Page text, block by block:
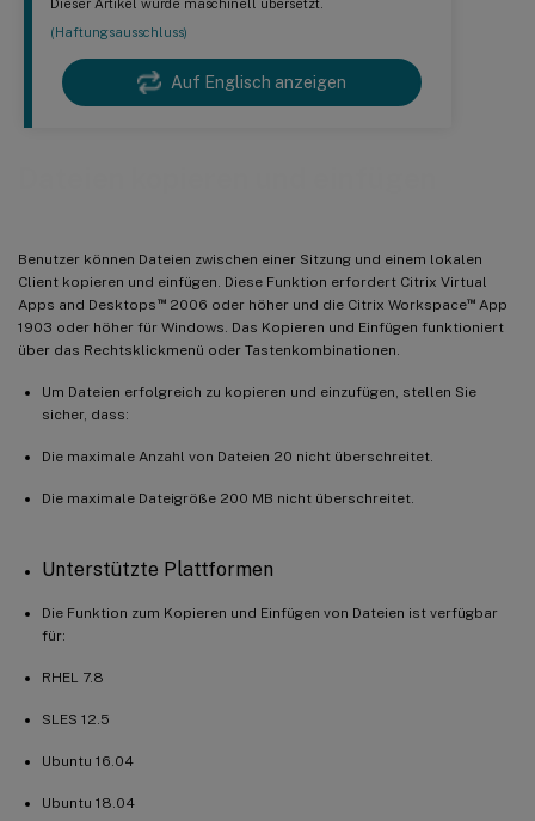
Dieser Artikel wurde maschinell übersetzt.
(Haftungsausschluss)
Auf Englisch anzeigen
Benutzer können Dateien zwischen einer Sitzung und einem lokalen
Client kopieren und einfügen. Diese Funktion erfordert Citrix Virtual
Apps and Desktops ™2006 oder höher und die Citrix Workspace™ App
1903 oder höher für Windows. Das Kopieren und Einfügen funktioniert
über das Rechtsklickmenü oder Tastenkombinationen.
Um Dateien erfolgreich zu kopieren und einzufügen, stellen Sie
sicher, dass:
Die maximale Anzahl von Dateien 20 nicht überschreitet.
Die maximale Dateigröße 200 MB nicht überschreitet.
Unterstützte Plattformen
Die Funktion zum Kopieren und Einfügen von Dateien ist verfügbar
für:
RHEL 7.8
SLES 12.5
Ubuntu 16.04
Ubuntu 18.04